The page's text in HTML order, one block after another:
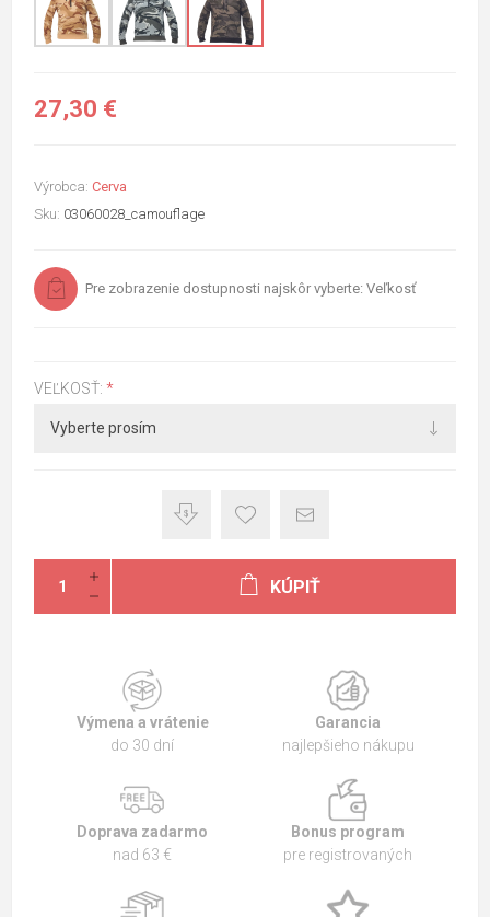
27,30 €
Výrobca: Cerva
Sku: 03060028_camouflage
Pre zobrazenie dostupnosti najskôr vyberte: Veľkosť
VEĽKOSŤ: *
KÚPIŤ
Výmena a vrátenie
do 30 dní
Garancia
najlepšieho nákupu
Doprava zadarmo
nad 63 €
Bonus program
pre registrovaných